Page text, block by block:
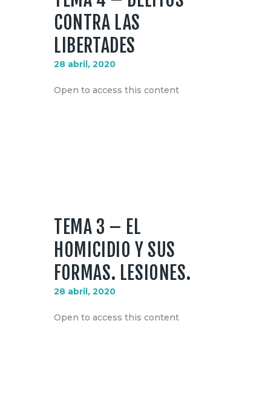
CONTRA LAS
LIBERTADES
28 abril, 2020
Open to access this content
TEMA 3 – EL
HOMICIDIO Y SUS
FORMAS. LESIONES.
28 abril, 2020
Open to access this content